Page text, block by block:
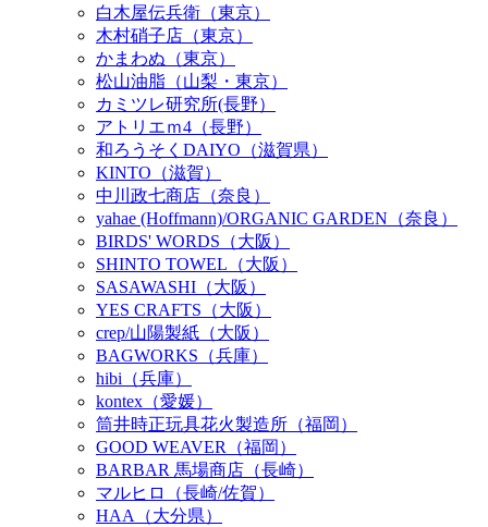
白木屋伝兵衛（東京）
木村硝子店（東京）
かまわぬ（東京）
松山油脂（山梨・東京）
カミツレ研究所(長野）
アトリエｍ4（長野）
和ろうそくDAIYO（滋賀県）
KINTO（滋賀）
中川政七商店（奈良）
yahae (Hoffmann)/ORGANIC GARDEN（奈良）
BIRDS' WORDS（大阪）
SHINTO TOWEL（大阪）
SASAWASHI（大阪）
YES CRAFTS（大阪）
crep/山陽製紙（大阪）
BAGWORKS（兵庫）
hibi（兵庫）
kontex（愛媛）
筒井時正玩具花火製造所（福岡）
GOOD WEAVER（福岡）
BARBAR 馬場商店（長崎）
マルヒロ（長崎/佐賀）
HAA（大分県）